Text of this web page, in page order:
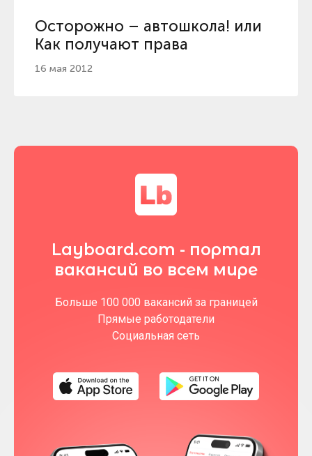
Осторожно – автошкола! или
Как получают права
16 мая 2012
Layboard.com - портал
вакансий во всем мире
Больше 100 000 вакансий за границей
Прямые работодатели
Социальная сеть